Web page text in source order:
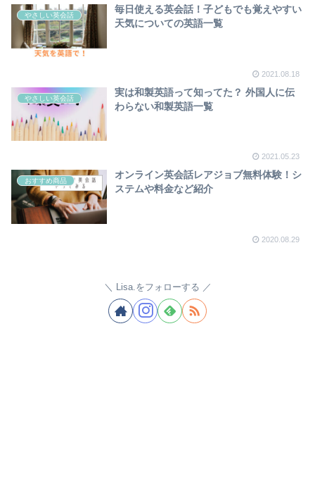
やさしい英会話
毎日使える英会話！子どもでも覚えやすい
天気についての英語一覧
2021.08.18
やさしい英会話
実は和製英語って知ってた？ 外国人に伝
わらない和製英語一覧
2021.05.23
おすすめ商品
オンライン英会話レアジョブ無料体験！シ
ステムや料金など紹介
2020.08.29
Lisa.をフォローする